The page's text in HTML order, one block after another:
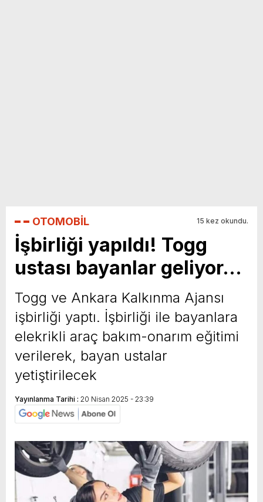
OTOMOBİL 15 kez okundu.
İşbirliği yapıldı! Togg
ustası bayanlar geliyor…
Togg ve Ankara Kalkınma Ajansı
işbirliği yaptı. İşbirliği ile bayanlara
elekrikli araç bakım-onarım eğitimi
verilerek, bayan ustalar
yetiştirilecek
Yayınlanma Tarihi : 20 Nisan 2025 - 23:39